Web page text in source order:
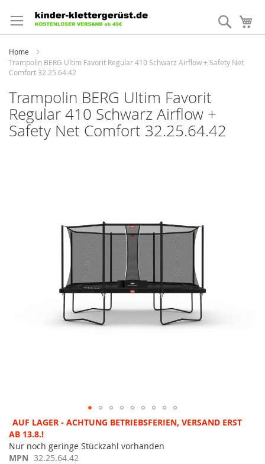
zum
Inhalt
Suche
Home
Trampolin BERG Ultim Favorit Regular 410 Schwarz Airflow + Safety Net
Comfort 32.25.64.42
Trampolin BERG Ultim Favorit
Regular 410 Schwarz Airflow +
Safety Net Comfort 32.25.64.42
Zum
Anfang
der
Bildergalerie
AUF LAGER - ACHTUNG BETRIEBSFERIEN, VERSAND ERST
AB 13.8.!
Nur noch geringe Stückzahl vorhanden
MPN 32.25.64.42